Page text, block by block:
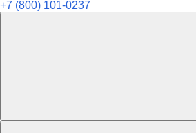
+7 (800) 101-0237